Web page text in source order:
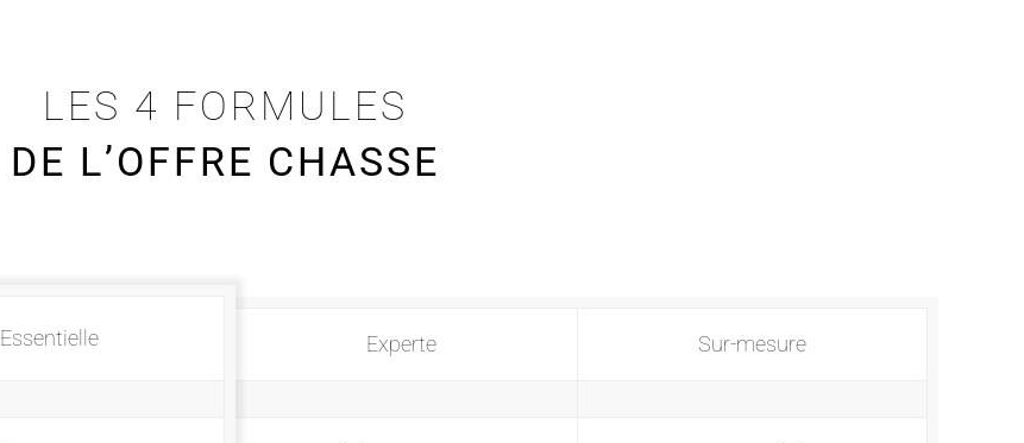
LES 4 FORMULES
DE L’OFFRE CHASSE
Essentielle Experte Sur-mesure